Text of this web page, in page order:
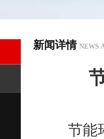
新闻详情 NEWS
节能